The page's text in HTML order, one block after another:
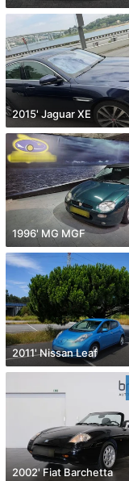
2015' Jaguar XE
1996' MG MGF
2011' Nissan Leaf
2002' Fiat Barchetta